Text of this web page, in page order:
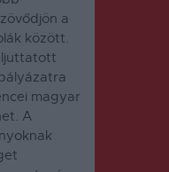
a
között.
magyar
A